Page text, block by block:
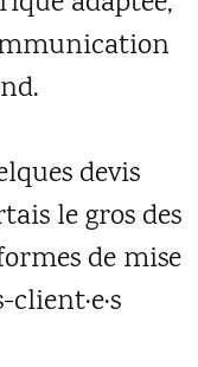
devis
le gros des
de mise